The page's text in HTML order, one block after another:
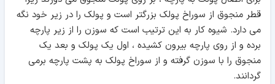
قطر منجوق از سوراخ پولک بزرگتر است و پولک را در زیر خود نگه
می دارد. شیوه کار به این ترتیب است که سوزن را از زیر پارچه
برده و از روی پارچه بیرون کشیده ، اول یک پولک و بعد یک
منجوق را با سوزن گرفته و از سوراخ پولک به پشت پارچه برمی
گردانند.